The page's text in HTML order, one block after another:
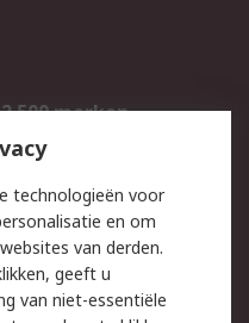
2.500 merken
Inkoopoplossingen
Email veiligheid
technologieën voor
en om
van derden.
geeft u
van niet-essentiële